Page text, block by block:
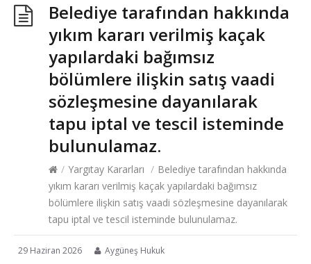
Belediye tarafından hakkında
yıkım kararı verilmiş kaçak
yapılardaki bağımsız
bölümlere ilişkin satış vaadi
sözleşmesine dayanılarak
tapu iptal ve tescil isteminde
bulunulamaz.
/ Yargıtay Kararları / Belediye tarafından hakkında
yıkım kararı verilmiş kaçak yapılardaki bağımsız
bölümlere ilişkin satış vaadi sözleşmesine dayanılarak
tapu iptal ve tescil isteminde bulunulamaz.
29 Haziran 2026 Aygüneş Hukuk